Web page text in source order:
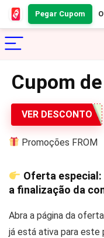
Pegar Cupom
Cupom
VER DESCONTO
Promoções FROM
Oferta especial:
a finalização da
Abra a página da
já está ativa para este